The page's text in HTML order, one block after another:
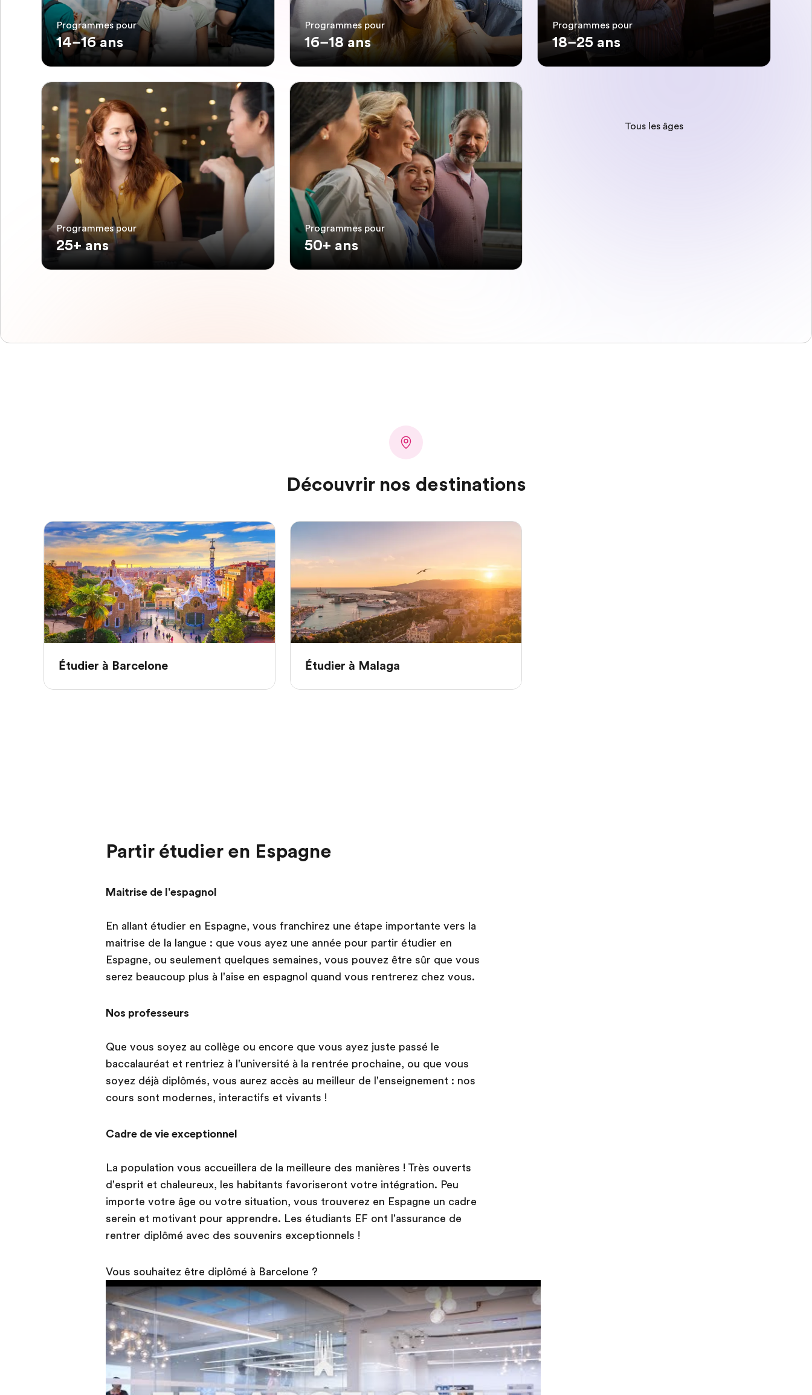
Programmes pour
14–16 ans
Programmes pour
16–18 ans
Programmes pour
18–25 ans
Programmes pour
25+ ans
Programmes pour
50+ ans
Tous les âges
Découvrir nos destinations
Étudier à Barcelone Étudier à Malaga
Partir étudier en Espagne
Maitrise de l'espagnol
En allant étudier en Espagne, vous franchirez une étape importante vers la
maitrise de la langue : que vous ayez une année pour partir étudier en
Espagne, ou seulement quelques semaines, vous pouvez être sûr que vous
serez beaucoup plus à l'aise en espagnol quand vous rentrerez chez vous.
Nos professeurs
Que vous soyez au collège ou encore que vous ayez juste passé le
baccalauréat et rentriez à l'université à la rentrée prochaine, ou que vous
soyez déjà diplômés, vous aurez accès au meilleur de l'enseignement : nos
cours sont modernes, interactifs et vivants !
Cadre de vie exceptionnel
La population vous accueillera de la meilleure des manières ! Très ouverts
d'esprit et chaleureux, les habitants favoriseront votre intégration. Peu
importe votre âge ou votre situation, vous trouverez en Espagne un cadre
serein et motivant pour apprendre. Les étudiants EF ont l'assurance de
rentrer diplômé avec des souvenirs exceptionnels !
Vous souhaitez être diplômé à Barcelone ?